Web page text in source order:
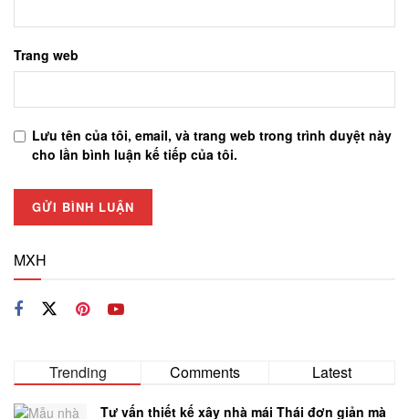
Trang web
Lưu tên của tôi, email, và trang web trong trình duyệt này
cho lần bình luận kế tiếp của tôi.
MXH
Trending Comments Latest
Tư vấn thiết kế xây nhà mái Thái đơn giản mà